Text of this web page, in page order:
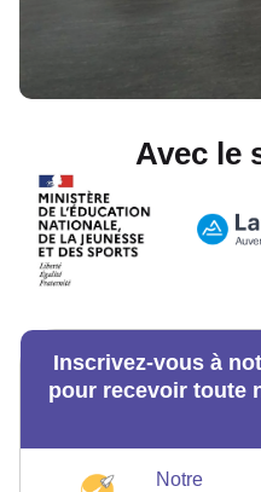
Avec le
Inscrivez-vous à
pour recevoir toute
Notre